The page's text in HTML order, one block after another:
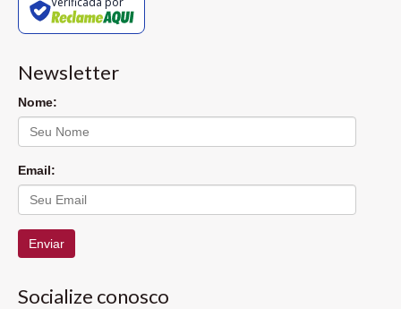
Newsletter
Nome:
Email:
Enviar
Socialize conosco